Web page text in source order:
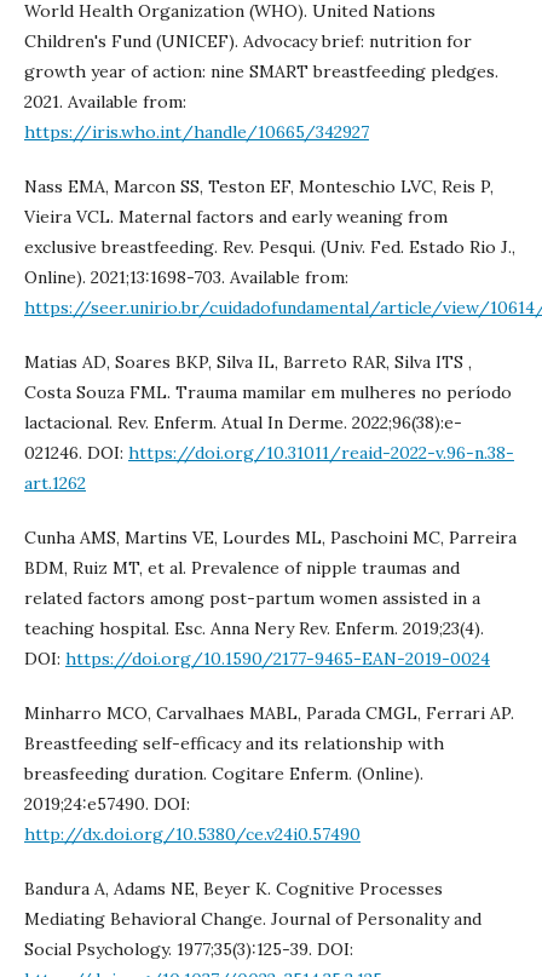
World Health Organization (WHO). United Nations
Children's Fund (‎UNICEF)‎. Advocacy brief: nutrition for
growth year of action: nine SMART breastfeeding pledges.
2021. Available from:
https://iris.who.int/handle/10665/342927
Nass EMA, Marcon SS, Teston EF, Monteschio LVC, Reis P,
Vieira VCL. Maternal factors and early weaning from
exclusive breastfeeding. Rev. Pesqui. (Univ. Fed. Estado Rio J.,
Online). 2021;13:1698-703. Available from:
https://seer.unirio.br/cuidadofundamental/article/view/
Matias AD, Soares BKP, Silva IL, Barreto RAR, Silva ITS ,
Costa Souza FML. Trauma mamilar em mulheres no período
lactacional. Rev. Enferm. Atual In Derme. 2022;96(38):e-
021246. DOI: https://doi.org/10.31011/reaid-2022-v.96-n.38-
art.1262
Cunha AMS, Martins VE, Lourdes ML, Paschoini MC, Parreira
BDM, Ruiz MT, et al. Prevalence of nipple traumas and
related factors among post-partum women assisted in a
teaching hospital. Esc. Anna Nery Rev. Enferm. 2019;23(4).
DOI: https://doi.org/10.1590/2177-9465-EAN-2019-0024
Minharro MCO, Carvalhaes MABL, Parada CMGL, Ferrari AP.
Breastfeeding self-efficacy and its relationship with
breasfeeding duration. Cogitare Enferm. (Online).
2019;24:e57490. DOI:
http://dx.doi.org/10.5380/ce.v24i0.57490
Bandura A, Adams NE, Beyer K. Cognitive Processes
Mediating Behavioral Change. Journal of Personality and
Social Psychology. 1977;35(3):125-39. DOI: